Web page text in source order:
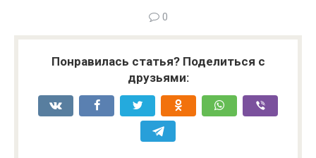
0
Понравилась статья? Поделиться с
друзьями: